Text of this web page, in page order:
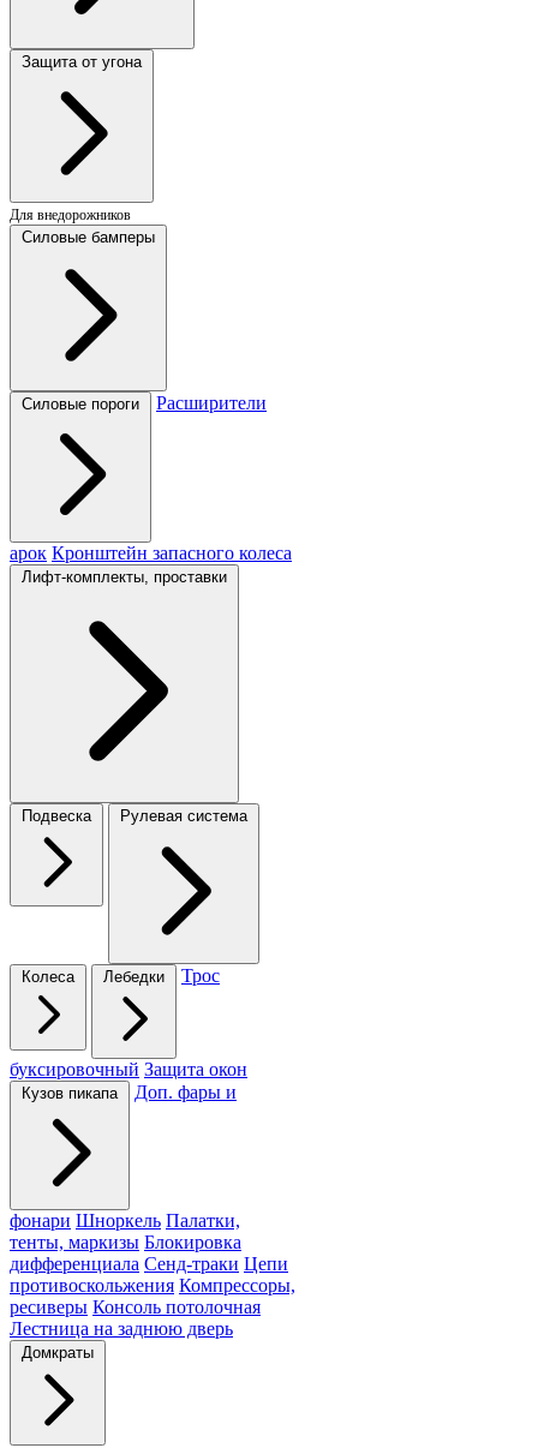
Защита от угона
Для внедорожников
Силовые бамперы
Силовые пороги Расширители
арок Кронштейн запасного колеса
Лифт-комплекты, проставки
Подвеска Рулевая система
Колеса Лебедки Трос
буксировочный Защита окон
Кузов пикапа Доп. фары и
фонари Шноркель Палатки,
тенты, маркизы Блокировка
дифференциала Сенд-траки Цепи
противоскольжения Компрессоры,
ресиверы Консоль потолочная
Лестница на заднюю дверь
Домкраты